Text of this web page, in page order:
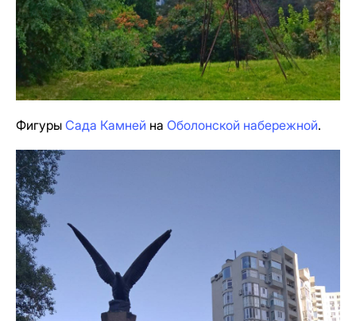
Фигуры Сада Камней на Оболонской набережной.